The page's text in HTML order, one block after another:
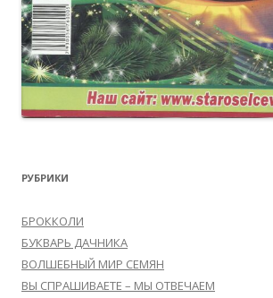
РУБРИКИ
БРОККОЛИ
БУКВАРЬ ДАЧНИКА
ВОЛШЕБНЫЙ МИР СЕМЯН
ВЫ СПРАШИВАЕТЕ – МЫ ОТВЕЧАЕМ